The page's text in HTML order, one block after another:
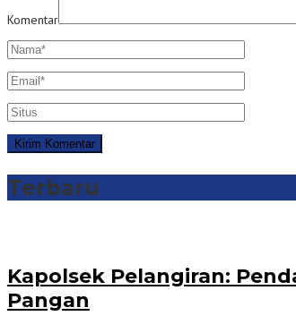
Komentar
Terbaru
Kapolsek Pelangiran:
Pangan